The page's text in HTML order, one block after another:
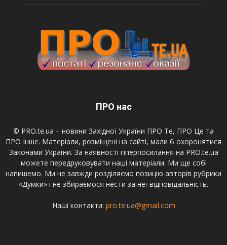
ПРО нас
© PRO.te.ua – новини Західної України ПРО Те, ПРО Це та
ПРО Інше. Матеріали, розміщені на сайті, мали б охоронятися
Законами України. За наявності гіперпосилання на PRO.te.ua
можете передруковувати наші матеріали. Ми ще собі
напишемо. Ми не завжди розділяємо позицію авторів рубрики
«Думки» і не збираємося нести за неї відповідальність.
Наші контакти: pro.te.ua@gmail.com